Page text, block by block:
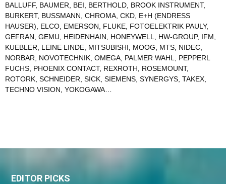
BALLUFF, BAUMER BEI BERTHOLD BROOK INSTRUMENT,
BURKERT, BUSSMANN CHROMA CKD E+H (ENDRESS
HAUSER)
ELCO EMERSON FLUKE FOTOELEKTRIK PAULY,
GEFRAN GEMU HEIDENHAIN HONEYWELL HW-GROUP, IFM
KUEBLER
LEINE LINDE MITSUBISHI MOOG MTS NIDEC
NORBAR
NOVOTECHNIK OMEGA PALMER WAHL
PEPPERL
FUCHS PHOENIX CONTACT, REXROTH ROSEMOUNT,
ROTORK SCHNEIDER SICK SIEMENS SYNERGYS TAKEX
TECHNO VISION YOKOGAWA
EDITOR PICKS